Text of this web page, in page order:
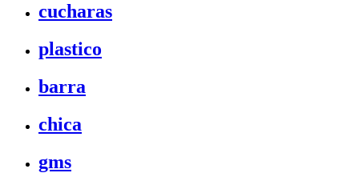
cucharas
plastico
barra
chica
gms